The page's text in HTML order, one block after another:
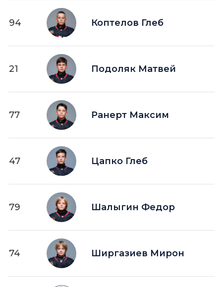
94 Коптелов Глеб
21 Подоляк Матвей
77 Ранерт Максим
47 Цапко Глеб
79 Шалыгин Федор
74 Ширгазиев Мирон